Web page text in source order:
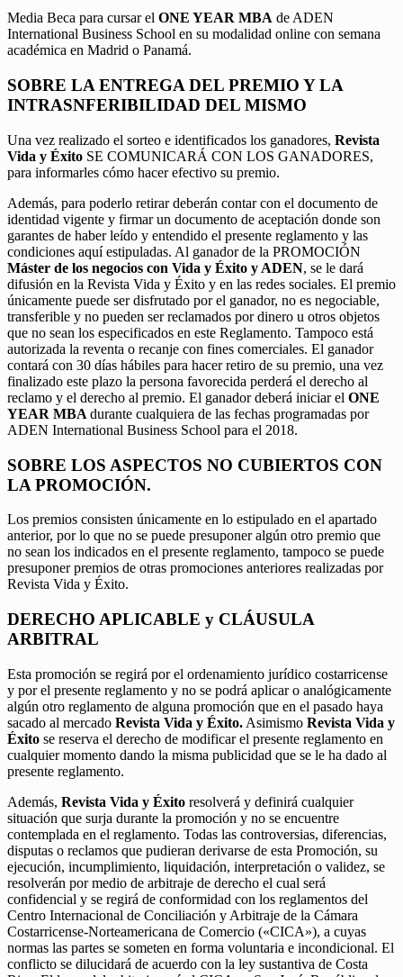
Media Beca para cursar el ONE YEAR MBA de ADEN
International Business School en su modalidad online con semana
académica en Madrid o Panamá.
SOBRE LA ENTREGA DEL PREMIO Y LA
INTRASNFERIBILIDAD DEL MISMO
Una vez realizado el sorteo e identificados los ganadores, Revista
Vida y Éxito SE COMUNICARÁ CON LOS GANADORES,
para informarles cómo hacer efectivo su premio.
Además, para poderlo retirar deberán contar con el documento de
identidad vigente y firmar un documento de aceptación donde son
garantes de haber leído y entendido el presente reglamento y las
condiciones aquí estipuladas. Al ganador de la PROMOCIÓN
Máster de los negocios con Vida y Éxito y ADEN, se le dará
difusión en la Revista Vida y Éxito y en las redes sociales. El premio
únicamente puede ser disfrutado por el ganador, no es negociable,
transferible y no pueden ser reclamados por dinero u otros objetos
que no sean los especificados en este Reglamento. Tampoco está
autorizada la reventa o recanje con fines comerciales. El ganador
contará con 30 días hábiles para hacer retiro de su premio, una vez
finalizado este plazo la persona favorecida perderá el derecho al
reclamo y el derecho al premio. El ganador deberá iniciar el ONE
YEAR MBA durante cualquiera de las fechas programadas por
ADEN International Business School para el 2018.
SOBRE LOS ASPECTOS NO CUBIERTOS CON
LA PROMOCIÓN.
Los premios consisten únicamente en lo estipulado en el apartado
anterior, por lo que no se puede presuponer algún otro premio que
no sean los indicados en el presente reglamento, tampoco se puede
presuponer premios de otras promociones anteriores realizadas por
Revista Vida y Éxito.
DERECHO APLICABLE y CLÁUSULA
ARBITRAL
Esta promoción se regirá por el ordenamiento jurídico costarricense
y por el presente reglamento y no se podrá aplicar o analógicamente
algún otro reglamento de alguna promoción que en el pasado haya
sacado al mercado Revista Vida y Éxito. Asimismo Revista Vida y
Éxito se reserva el derecho de modificar el presente reglamento en
cualquier momento dando la misma publicidad que se le ha dado al
presente reglamento.
Además, Revista Vida y Éxito resolverá y definirá cualquier
situación que surja durante la promoción y no se encuentre
contemplada en el reglamento. Todas las controversias, diferencias,
disputas o reclamos que pudieran derivarse de esta Promoción, su
ejecución, incumplimiento, liquidación, interpretación o validez, se
resolverán por medio de arbitraje de derecho el cual será
confidencial y se regirá de conformidad con los reglamentos del
Centro Internacional de Conciliación y Arbitraje de la Cámara
Costarricense-Norteamericana de Comercio («CICA»), a cuyas
normas las partes se someten en forma voluntaria e incondicional. El
conflicto se dilucidará de acuerdo con la ley sustantiva de Costa